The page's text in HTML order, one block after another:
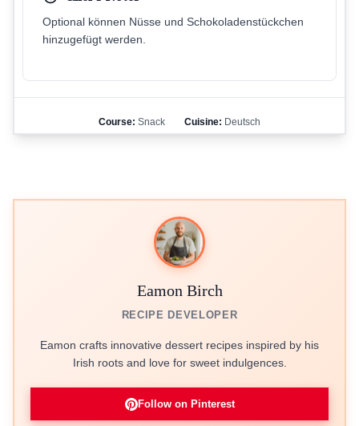
Optional können Nüsse und Schokoladenstückchen
hinzugefügt werden.
Course: Snack Cuisine: Deutsch
Eamon Birch
RECIPE DEVELOPER
Eamon crafts innovative dessert recipes inspired by his
Irish roots and love for sweet indulgences.
Follow on Pinterest